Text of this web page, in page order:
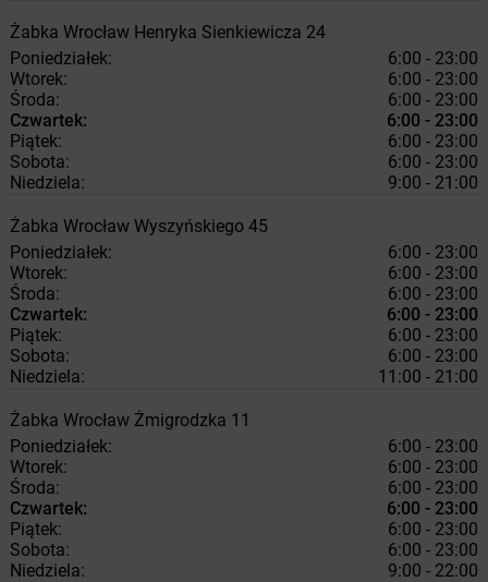
Żabka Wrocław Henryka Sienkiewicza 24
Poniedziałek:
6:00 - 23:00
Wtorek:
6:00 - 23:00
Środa:
6:00 - 23:00
Czwartek:
6:00 - 23:00
Piątek:
6:00 - 23:00
Sobota:
6:00 - 23:00
Niedziela:
9:00 - 21:00
Żabka Wrocław Wyszyńskiego 45
Poniedziałek:
6:00 - 23:00
Wtorek:
6:00 - 23:00
Środa:
6:00 - 23:00
Czwartek:
6:00 - 23:00
Piątek:
6:00 - 23:00
Sobota:
6:00 - 23:00
Niedziela:
11:00 - 21:00
Żabka Wrocław Żmigrodzka 11
Poniedziałek:
6:00 - 23:00
Wtorek:
6:00 - 23:00
Środa:
6:00 - 23:00
Czwartek:
6:00 - 23:00
Piątek:
6:00 - 23:00
Sobota:
6:00 - 23:00
Niedziela:
9:00 - 22:00